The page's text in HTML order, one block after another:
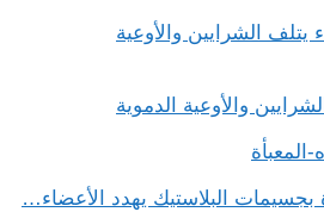
والأوعية الدموية
بجسيمات البلاستيك يهدد الأعضاء…